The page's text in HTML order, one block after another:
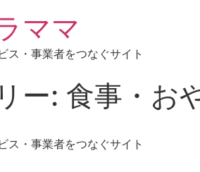
ママ
ス・事業者をつなぐサイト
ー: 食事・お
ス・事業者をつなぐサイト